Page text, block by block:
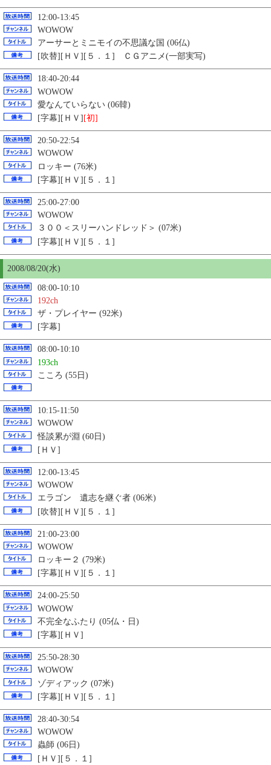
12:00-13:45
WOWOW
アーサーとミニモイの不思議な国 (06仏)
[吹替][ＨＶ][５．１] ＣＧアニメ(一部実写)
18:40-20:44
WOWOW
愛なんていらない (06韓)
[字幕][ＨＶ] [初]
20:50-22:54
WOWOW
ロッキー (76米)
[字幕][ＨＶ][５．１]
25:00-27:00
WOWOW
３００＜スリーハンドレッド＞ (07米)
[字幕][ＨＶ][５．１]
2008/08/20(水)
08:00-10:10
192ch
ザ・プレイヤー (92米)
[字幕]
08:00-10:10
193ch
こころ (55日)
10:15-11:50
WOWOW
怪談累が淵 (60日)
[ＨＶ]
12:00-13:45
WOWOW
エラゴン 遺志を継ぐ者 (06米)
[吹替][ＨＶ][５．１]
21:00-23:00
WOWOW
ロッキー２ (79米)
[字幕][ＨＶ][５．１]
24:00-25:50
WOWOW
不完全なふたり (05仏・日)
[字幕][ＨＶ]
25:50-28:30
WOWOW
ゾディアック (07米)
[字幕][ＨＶ][５．１]
28:40-30:54
WOWOW
蟲師 (06日)
[ＨＶ][５．１]